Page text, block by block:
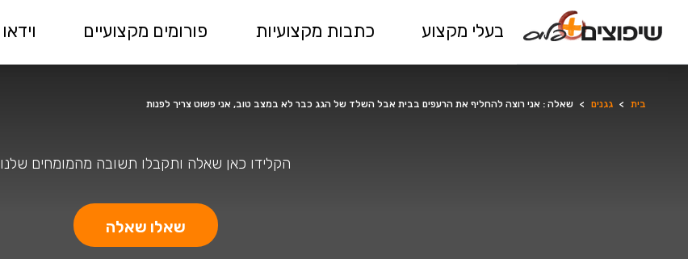
בעלי מקצוע כתבות מקצועיות פורומים מקצועיים וידאו
בית > גגנים > שאלה : אני רוצה להחליף את הרעפים בבית אבל השלד של הגג כבר לא במצב טוב, אני פשוט צריך לפנות
הקלידו כאן שאלה ותקבלו תשובה מהמומחים שלנו
שאלו שאלה